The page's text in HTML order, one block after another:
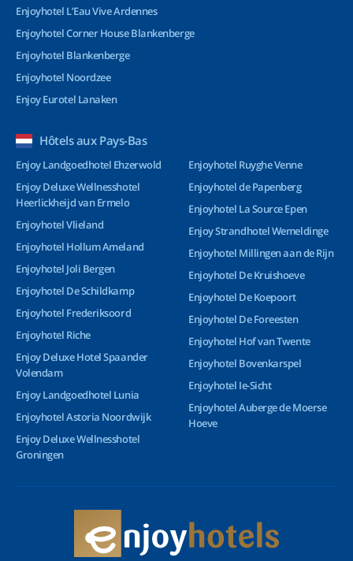
Enjoyhotel L’Eau Vive Ardennes
Enjoyhotel Corner House Blankenberge
Enjoyhotel Blankenberge
Enjoyhotel Noordzee
Enjoy Eurotel Lanaken
Hôtels aux Pays-Bas
Enjoy Landgoedhotel Ehzerwold
Enjoy Deluxe Wellnesshotel
Heerlickheijd van Ermelo
Enjoyhotel Vlieland
Enjoyhotel Hollum Ameland
Enjoyhotel Joli Bergen
Enjoyhotel De Schildkamp
Enjoyhotel Frederiksoord
Enjoyhotel Riche
Enjoy Deluxe Hotel Spaander
Volendam
Enjoy Landgoedhotel Lunia
Enjoyhotel Astoria Noordwijk
Enjoy Deluxe Wellnesshotel
Groningen
Enjoyhotel Ruyghe Venne
Enjoyhotel de Papenberg
Enjoyhotel La Source Epen
Enjoy Strandhotel Wemeldinge
Enjoyhotel Millingen aan de Rijn
Enjoyhotel De Kruishoeve
Enjoyhotel De Koepoort
Enjoyhotel De Foreesten
Enjoyhotel Hof van Twente
Enjoyhotel Bovenkarspel
Enjoyhotel Ie-Sicht
Enjoyhotel Auberge de Moerse
Hoeve